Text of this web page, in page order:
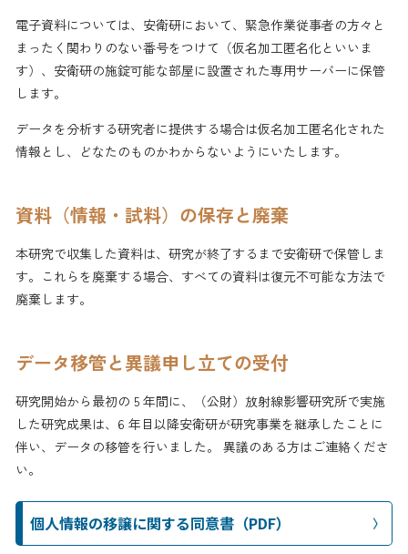
電子資料については、安衛研において、緊急作業従事者の方々と
まったく関わりのない番号をつけて（仮名加工匿名化といいま
す）、安衛研の施錠可能な部屋に設置された専用サーバーに保管
します。
データを分析する研究者に提供する場合は仮名加工匿名化された
情報とし、どなたのものかわからないようにいたします。
資料（情報・試料）の保存と廃棄
本研究で収集した資料は、研究が終了するまで安衛研で保管しま
す。これらを廃棄する場合、すべての資料は復元不可能な方法で
廃棄します。
データ移管と異議申し立ての受付
研究開始から最初の 5 年間に、（公財）放射線影響研究所で実施
した研究成果は、6 年目以降安衛研が研究事業を継承したことに
伴い、データの移管を行いました。 異議のある方はご連絡くださ
い。
個人情報の移譲に関する同意書（PDF）